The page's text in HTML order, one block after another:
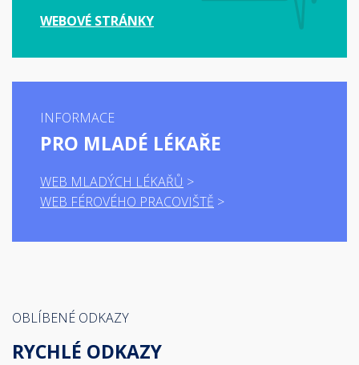
WEBOVÉ STRÁNKY
INFORMACE
PRO MLADÉ LÉKAŘE
WEB MLADÝCH LÉKAŘŮ
WEB FÉROVÉHO PRACOVIŠTĚ
OBLÍBENÉ ODKAZY
RYCHLÉ ODKAZY